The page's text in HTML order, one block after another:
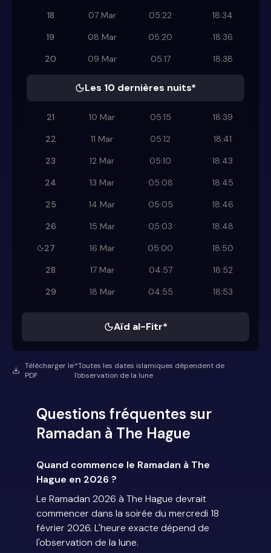
18
07 Mar 05:22
18:34
19
08 Mar 05:20
18:36
20
09 Mar 05:17 18:38
Les 10 dernières nuits*
21 10 Mar 05:15
18:39
22
11 Mar 05:12
18:41
23
12 Mar 05:10
18:43
24
13 Mar 05:08
18:45
25
14 Mar 05:05
18:46
26
15 Mar 05:03
18:48
27
16 Mar 05:00
18:50
28
17 Mar 04:57
18:52
29
18 Mar 04:55 18:53
Aïd al-Fitr*
Télécharger le
PDF
*Toutes les dates islamiques dépendent de
l'observation de la lune
Questions fréquentes sur
Ramadan à The Hague
Quand commence le Ramadan à The
Hague en 2026 ?
Le Ramadan 2026 à The Hague devrait
commencer dans la soirée du mercredi 18
février 2026. L'heure exacte dépend de
l'observation de la lune.